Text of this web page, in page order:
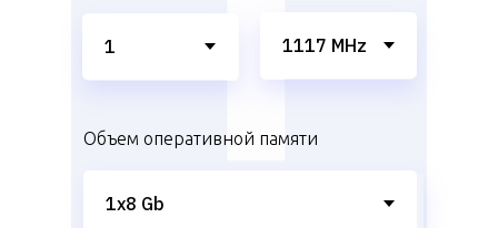
Объем оперативной памяти